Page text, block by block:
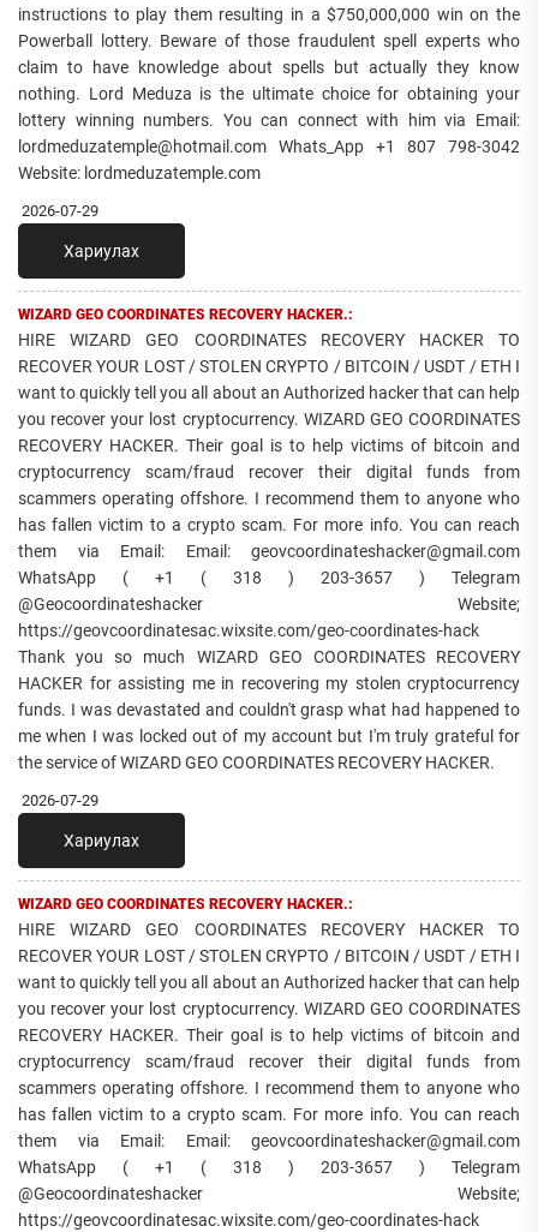
instructions to play them resulting in a $750,000,000 win on the
Powerball lottery. Beware of those fraudulent spell experts who
claim to have knowledge about spells but actually they know
nothing. Lord Meduza is the ultimate choice for obtaining your
lottery winning numbers. You can connect with him via Email:
lordmeduzatemple@hotmail.com Whats_App +1 807 798-3042
Website: lordmeduzatemple.com
2026-07-29
Хариулах
WIZARD GEO COORDINATES RECOVERY HACKER.:
HIRE WIZARD GEO COORDINATES RECOVERY HACKER TO
RECOVER YOUR LOST / STOLEN CRYPTO / BITCOIN / USDT / ETH I
want to quickly tell you all about an Authorized hacker that can help
you recover your lost cryptocurrency. WIZARD GEO COORDINATES
RECOVERY HACKER. Their goal is to help victims of bitcoin and
cryptocurrency scam/fraud recover their digital funds from
scammers operating offshore. I recommend them to anyone who
has fallen victim to a crypto scam. For more info. You can reach
them via Email: Email: geovcoordinateshacker@gmail.com
WhatsApp ( +1 ( 318 ) 203-3657 ) Telegram
@Geocoordinateshacker Website;
https://geovcoordinatesac.wixsite.com/geo-coordinates-hack
Thank you so much WIZARD GEO COORDINATES RECOVERY
HACKER for assisting me in recovering my stolen cryptocurrency
funds. I was devastated and couldn't grasp what had happened to
me when I was locked out of my account but I'm truly grateful for
the service of WIZARD GEO COORDINATES RECOVERY HACKER.
2026-07-29
Хариулах
WIZARD GEO COORDINATES RECOVERY HACKER.:
HIRE WIZARD GEO COORDINATES RECOVERY HACKER TO
RECOVER YOUR LOST / STOLEN CRYPTO / BITCOIN / USDT / ETH I
want to quickly tell you all about an Authorized hacker that can help
you recover your lost cryptocurrency. WIZARD GEO COORDINATES
RECOVERY HACKER. Their goal is to help victims of bitcoin and
cryptocurrency scam/fraud recover their digital funds from
scammers operating offshore. I recommend them to anyone who
has fallen victim to a crypto scam. For more info. You can reach
them via Email: Email: geovcoordinateshacker@gmail.com
WhatsApp ( +1 ( 318 ) 203-3657 ) Telegram
@Geocoordinateshacker Website;
https://geovcoordinatesac.wixsite.com/geo-coordinates-hack